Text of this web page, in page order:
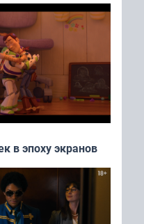
в эпоху экранов